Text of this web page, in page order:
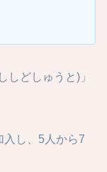
しどしゅうと)」
入し、5人から7